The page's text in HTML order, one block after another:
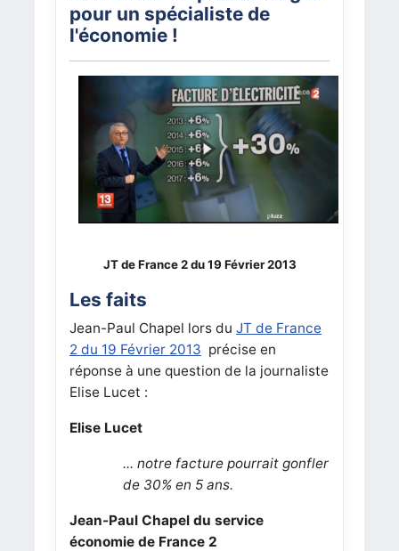
pour un spécialiste de
l'économie !
JT de France 2 du 19 Février 2013
Les faits
Jean-Paul Chapel lors du JT de France
2 du 19 Février 2013 précise en
réponse à une question de la journaliste
Elise Lucet :
Elise Lucet
... notre facture pourrait gonfler
de 30% en 5 ans.
Jean-Paul Chapel du service
économie de France 2